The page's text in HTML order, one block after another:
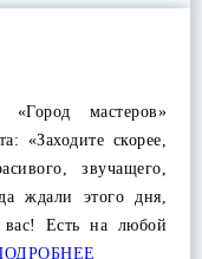
«Город мастеров»
«Заходите скорее,
звучащего,
ждали этого дня,
вас! Есть на любой